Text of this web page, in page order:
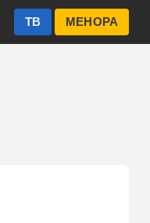
МЕНОРА
ТВ